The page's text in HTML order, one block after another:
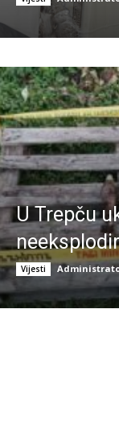
U Trepču
Vijesti